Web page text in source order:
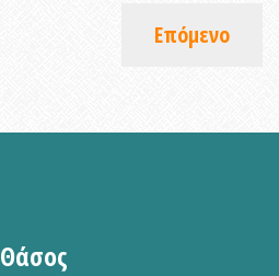
Επόμενο
Θάσος